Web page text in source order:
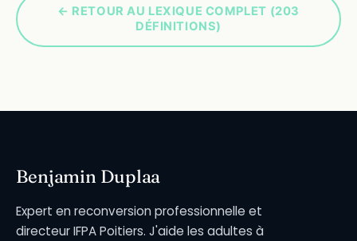
← RETOUR AU LEXIQUE COMPLET (203
DÉFINITIONS)
Benjamin Duplaa
Expert en reconversion professionnelle et
directeur IFPA Poitiers. J'aide les adultes à